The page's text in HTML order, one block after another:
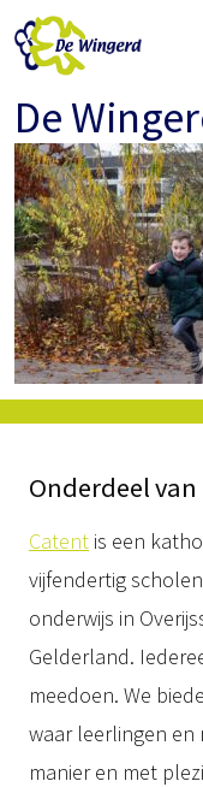
De
Onderdeel
Catent is een
vijfendertig
onderwijs in
Gelderland.
meedoen. We
waar leerlingen en
manier en met